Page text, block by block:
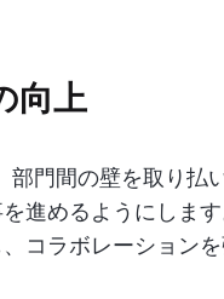
向上
部門間の壁を取り払
進めるようにしま
コラボレーション